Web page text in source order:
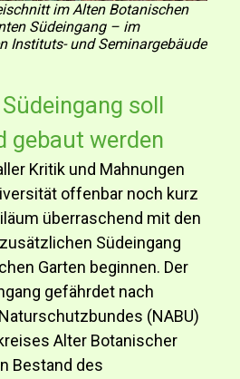
im Alten Botanischen
Südeingang – im
Instituts- und Seminargebäude
soll
gebaut werden
Kritik und Mahnungen
offenbar noch kurz
überraschend mit den
Südeingang
Garten beginnen. Der
gefährdet nach
(NABU)
Alter Botanischer
Bestand des